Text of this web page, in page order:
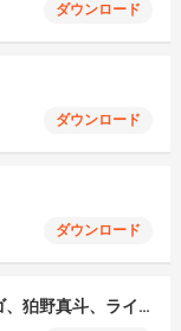
ダウンロード
ダウンロード
ダウンロード
モエチャッカファイア – ヒューゴ、狛野真斗、ライト、セヴェリアン (Cover )